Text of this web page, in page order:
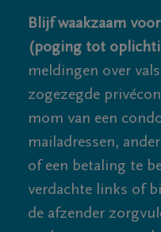
Blijf waakzaam
(poging tot
meldingen over
zogezegde
mom van een
mailadressen,
of een betaling te
verdachte links of
de afzender